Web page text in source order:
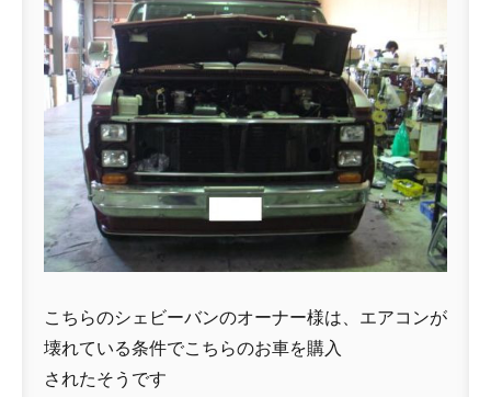
こちらのシェビーバンのオーナー様は、エアコンが
壊れている条件でこちらのお車を購入
されたそうです